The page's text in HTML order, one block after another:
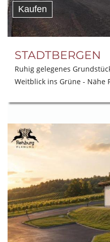
Kaufen
STADTBERGEN
Ruhig gelegenes
Weitblick ins Grüne - Nähe